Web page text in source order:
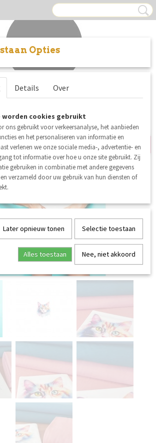
nieuw
Opties
Details Over
worden cookies gebruikt
ons gebruikt voor verkeersanalyse, het aanbieden
en het personaliseren van informatie en
verlenen we onze sociale media-, advertentie- en
tot informatie over hoe u onze site gebruikt. Zij
gebruiken in combinatie met andere gegevens
verzameld door uw gebruik van hun diensten of
Later opnieuw tonen Selectie toestaan
Alles toestaan Nee, niet akkoord